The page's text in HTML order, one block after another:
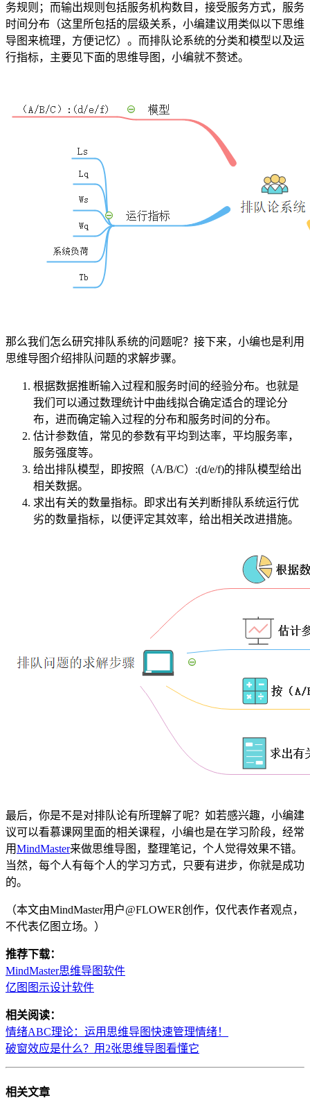
务规则；而输出规则包括服务机构数目，接受服务方式，服务
时间分布（这里所包括的层级关系，小编建议用类似以下思维
导图来梳理，方便记忆）。而排队论系统的分类和模型以及运
行指标，主要见下面的思维导图，小编就不赘述。
那么我们怎么研究排队系统的问题呢？接下来，小编也是利用
思维导图介绍排队问题的求解步骤。
根据数据推断输入过程和服务时间的经验分布。也就是
我们可以通过数理统计中曲线拟合确定适合的理论分
布，进而确定输入过程的分布和服务时间的分布。
估计参数值，常见的参数有平均到达率，平均服务率，
服务强度等。
给出排队模型，即按照（A/B/C）:(d/e/f)的排队模型给出
相关数据。
求出有关的数量指标。即求出有关判断排队系统运行优
劣的数量指标，以便评定其效率，给出相关改进措施。
最后，你是不是对排队论有所理解了呢？如若感兴趣，小编建
议可以看慕课网里面的相关课程，小编也是在学习阶段，经常
用MindMaster来做思维导图，整理笔记，个人觉得效果不错。
当然，每个人有每个人的学习方式，只要有进步，你就是成功
的。
（本文由MindMaster用户@FLOWER创作，仅代表作者观点，
不代表亿图立场。）
推荐下载：
MindMaster思维导图软件
亿图图示设计软件
相关阅读：
情绪ABC理论：运用思维导图快速管理情绪！
破窗效应是什么？用2张思维导图看懂它
相关文章